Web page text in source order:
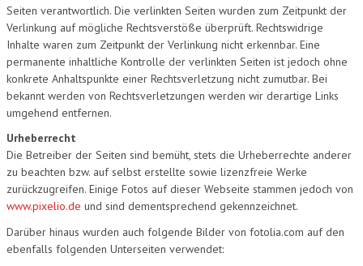
Seiten verantwortlich. Die verlinkten Seiten wurden zum Zeitpunkt der
Verlinkung auf mögliche Rechtsverstöße überprüft. Rechtswidrige
Inhalte waren zum Zeitpunkt der Verlinkung nicht erkennbar. Eine
permanente inhaltliche Kontrolle der verlinkten Seiten ist jedoch ohne
konkrete Anhaltspunkte einer Rechtsverletzung nicht zumutbar. Bei
bekannt werden von Rechtsverletzungen werden wir derartige Links
umgehend entfernen.
Urheberrecht
Die Betreiber der Seiten sind bemüht, stets die Urheberrechte anderer
zu beachten bzw. auf selbst erstellte sowie lizenzfreie Werke
zurückzugreifen. Einige Fotos auf dieser Webseite stammen jedoch von
www.pixelio.de und sind dementsprechend gekennzeichnet.
Darüber hinaus wurden auch folgende Bilder von fotolia.com auf den
ebenfalls folgenden Unterseiten verwendet: